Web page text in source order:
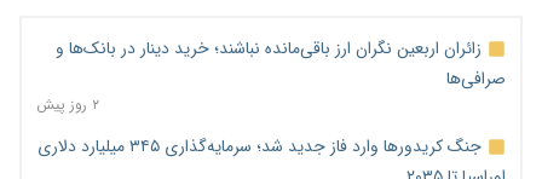
زائران اربعین نگران ارز باقی‌مانده نباشند؛ خرید دینار در بانک‌ها و
صرافی‌ها
۲ روز پیش
جنگ کریدورها وارد فاز جدید شد؛ سرمایه‌گذاری ۳۴۵ میلیارد دلاری